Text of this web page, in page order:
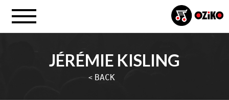
< BACK
JÉRÉMIE KISLING